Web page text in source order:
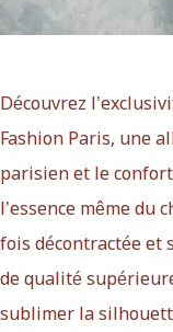
Découvrez
Fashion Paris, une
parisien et le
l’essence même
fois décontractée et
de qualité
sublimer la